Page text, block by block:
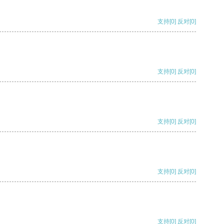
支持[0] 反对[0]
支持[0] 反对[0]
支持[0] 反对[0]
支持[0] 反对[0]
支持[0] 反对[0]